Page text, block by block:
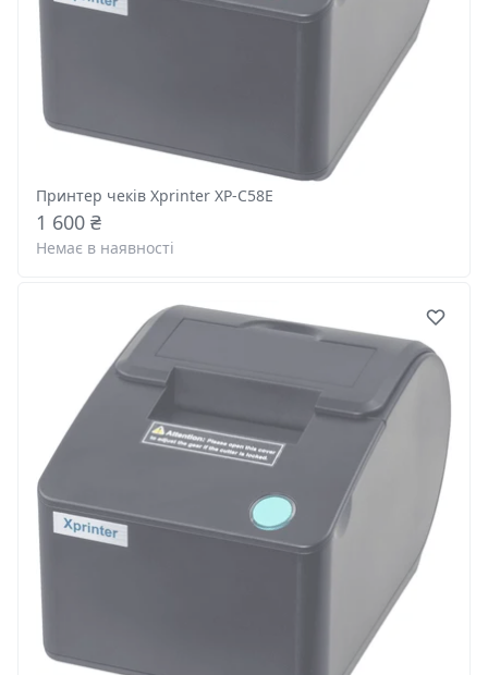
Принтер чеків Xprinter XP-C58E
1 600 ₴
Немає в наявності